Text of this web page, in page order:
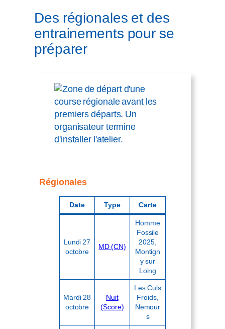
Des régionales et des
entrainements pour se
préparer
Régionales
Date Type Carte
Lundi 27
octobre
MD (CN)
Homme
Fossile
2025,
Montign
y sur
Loing
Mardi 28
octobre
Nuit
(Score)
Les Culs
Froids,
Nemour
s